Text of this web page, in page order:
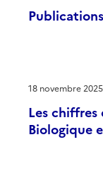
Les chiffres
Biologique
18 novembre 2025